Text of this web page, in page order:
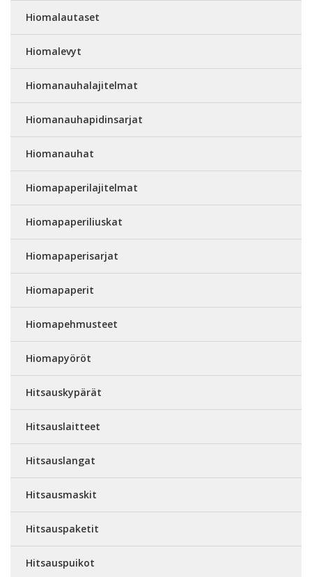
Hiomalautaset
Hiomalevyt
Hiomanauhalajitelmat
Hiomanauhapidinsarjat
Hiomanauhat
Hiomapaperilajitelmat
Hiomapaperiliuskat
Hiomapaperisarjat
Hiomapaperit
Hiomapehmusteet
Hiomapyöröt
Hitsauskypärät
Hitsauslaitteet
Hitsauslangat
Hitsausmaskit
Hitsauspaketit
Hitsauspuikot